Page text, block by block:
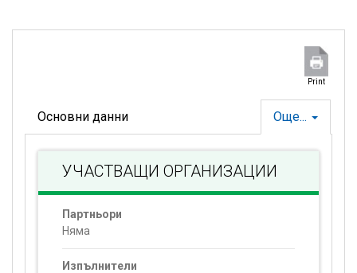
Print
Още...
Основни данни
УЧАСТВАЩИ ОРГАНИЗАЦИИ
Партньори
Няма
Изпълнители